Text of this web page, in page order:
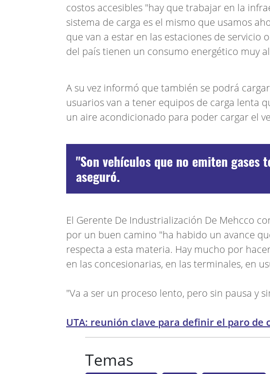
costos accesibles "hay que trabajar en la
sistema de carga es el mismo que usamos
que van a estar en las estaciones de servicio
del país tienen un consumo energético muy
A su vez informó que también se podrá
usuarios van a tener equipos de carga lenta
un aire acondicionado para poder cargar el
"Son vehículos que no emiten gases
aseguró.
El Gerente De Industrialización De Mehcco
por un buen camino "ha habido un avance
respecta a esta materia. Hay mucho por
en las concesionarias, en las terminales, en
"Va a ser un proceso lento, pero sin pausa y
UTA: reunión clave para definir el paro de
Temas